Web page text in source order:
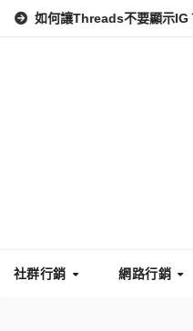
不要顯示IG？完整教學：
社群行銷 網路行銷